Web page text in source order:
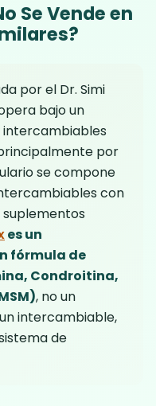
Se Vende en
por el Dr. Simi
bajo un
por
se compone
con
suplementos
es un
fórmula de
Condroitina,
, no un
intercambiable,
de